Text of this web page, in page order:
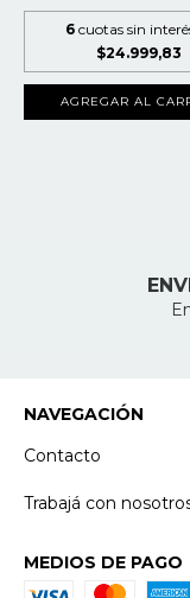
6 cuotas sin
$24.999,83
AGREGAR AL
NAVEGACIÓN
Contacto
Trabajá con
MEDIOS DE PAGO